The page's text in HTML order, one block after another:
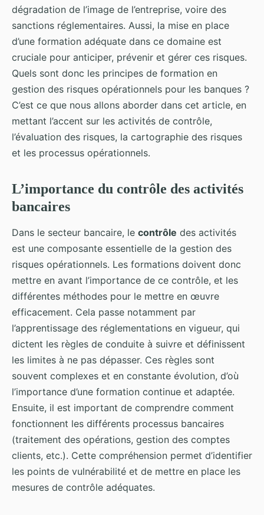
dégradation de l’image de l’entreprise, voire des
sanctions réglementaires. Aussi, la mise en place
d’une formation adéquate dans ce domaine est
cruciale pour anticiper, prévenir et gérer ces risques.
Quels sont donc les principes de formation en
gestion des risques opérationnels pour les banques ?
C’est ce que nous allons aborder dans cet article, en
mettant l’accent sur les activités de contrôle,
l’évaluation des risques, la cartographie des risques
et les processus opérationnels.
L’importance du contrôle des activités
bancaires
Dans le secteur bancaire, le contrôle des activités
est une composante essentielle de la gestion des
risques opérationnels. Les formations doivent donc
mettre en avant l’importance de ce contrôle, et les
différentes méthodes pour le mettre en œuvre
efficacement. Cela passe notamment par
l’apprentissage des réglementations en vigueur, qui
dictent les règles de conduite à suivre et définissent
les limites à ne pas dépasser. Ces règles sont
souvent complexes et en constante évolution, d’où
l’importance d’une formation continue et adaptée.
Ensuite, il est important de comprendre comment
fonctionnent les différents processus bancaires
(traitement des opérations, gestion des comptes
clients, etc.). Cette compréhension permet d’identifier
les points de vulnérabilité et de mettre en place les
mesures de contrôle adéquates.